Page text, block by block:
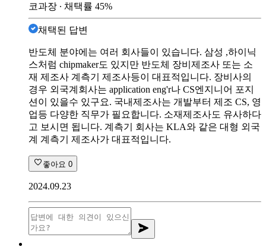
코과장 ∙ 채택률 45%
채택된 답변
반도체 분야에는 여러 회사들이 있습니다. 삼성 ,하이닉
스처럼 chipmaker도 있지만 반도체 장비제조사 또는 소
재 제조사 계측기 제조사등이 대표적입니다. 장비사의
경우 외국계회사는 application eng'r나 CS엔지니어 포지
션이 있을수 있구요. 국내제조사는 개발부터 제조 CS, 영
업등 다양한 직무가 필요합니다. 소재제조사도 유사하다
고 보시면 됩니다. 계측기 회사는 KLA와 같은 대형 외국
계 계측기 제조사가 대표적입니다.
좋아요 0
2024.09.23